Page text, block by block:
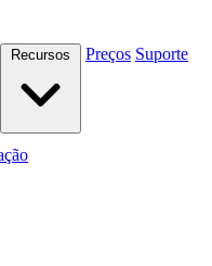
Recursos Preços Suporte